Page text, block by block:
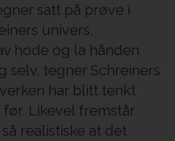
satt på prøve i
univers.
hode og la hånden
selv, tegner Schreiners
har blitt tenkt
Likevel fremstår
realistiske at det